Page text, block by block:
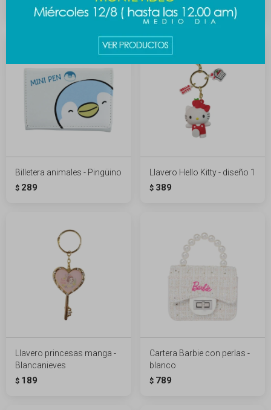
789 $ 989 $ 789
Billetera animales - Pingüino
$ 289
Llavero Hello Kitty - diseño 1
$ 389
Llavero princesas manga -
Blancanieves
$ 189
Cartera Barbie con perlas -
blanco
$ 789